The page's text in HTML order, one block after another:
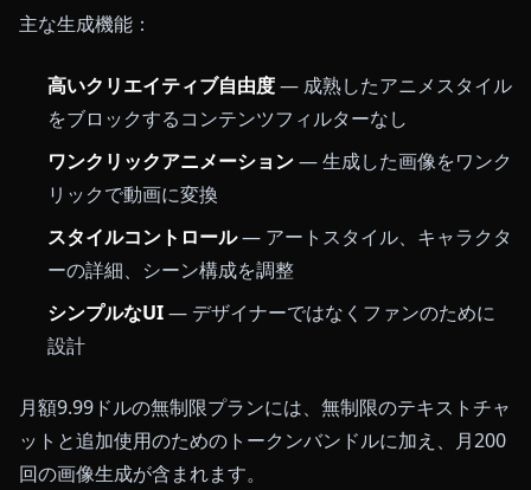
主な生成機能：
高いクリエイティブ自由度— 成熟したアニメスタイル
をブロックするコンテンツフィルターなし
ワンクリックアニメーション— 生成した画像をワンク
リックで動画に変換
スタイルコントロール— アートスタイル、キャラクタ
ーの詳細、シーン構成を調整
シンプルなUI— デザイナーではなくファンのために
設計
月額9.99ドルの無制限プランには、無制限のテキストチャ
ットと追加使用のためのトークンバンドルに加え、月200
回の画像生成が含まれます。